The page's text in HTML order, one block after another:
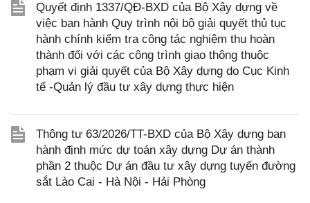
Quyết định 1337/QĐ-BXD của Bộ Xây dựng về
việc ban hành Quy trình nội bộ giải quyết thủ tục
hành chính kiểm tra công tác nghiệm thu hoàn
thành đối với các công trình giao thông thuộc
phạm vi giải quyết của Bộ Xây dựng do Cục Kinh
tế -Quản lý đầu tư xây dựng thực hiện
Thông tư 63/2026/TT-BXD của Bộ Xây dựng ban
hành định mức dự toán xây dựng Dự án thành
phần 2 thuộc Dự án đầu tư xây dựng tuyến đường
sắt Lào Cai - Hà Nội - Hải Phòng